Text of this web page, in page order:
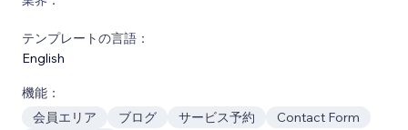
テンプレートの言語：
English
機能：
会員エリア
ブログ サービス予約
Contact Form